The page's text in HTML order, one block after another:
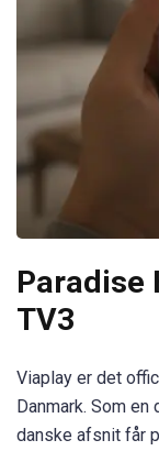
Paradise
TV3
Viaplay er det
Danmark. Som en
danske afsnit får